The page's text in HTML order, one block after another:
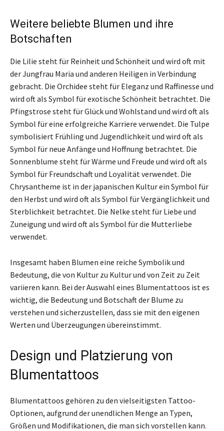
Weitere beliebte Blumen und ihre
Botschaften
Die Lilie steht für Reinheit und Schönheit und wird oft mit
der Jungfrau Maria und anderen Heiligen in Verbindung
gebracht. Die Orchidee steht für Eleganz und Raffinesse und
wird oft als Symbol für exotische Schönheit betrachtet. Die
Pfingstrose steht für Glück und Wohlstand und wird oft als
Symbol für eine erfolgreiche Karriere verwendet. Die Tulpe
symbolisiert Frühling und Jugendlichkeit und wird oft als
Symbol für neue Anfänge und Hoffnung betrachtet. Die
Sonnenblume steht für Wärme und Freude und wird oft als
Symbol für Freundschaft und Loyalität verwendet. Die
Chrysantheme ist in der japanischen Kultur ein Symbol für
den Herbst und wird oft als Symbol für Vergänglichkeit und
Sterblichkeit betrachtet. Die Nelke steht für Liebe und
Zuneigung und wird oft als Symbol für die Mutterliebe
verwendet.
Insgesamt haben Blumen eine reiche Symbolik und
Bedeutung, die von Kultur zu Kultur und von Zeit zu Zeit
variieren kann. Bei der Auswahl eines Blumentattoos ist es
wichtig, die Bedeutung und Botschaft der Blume zu
verstehen und sicherzustellen, dass sie mit den eigenen
Werten und Überzeugungen übereinstimmt.
Design und Platzierung von
Blumentattoos
Blumentattoos gehören zu den vielseitigsten Tattoo-
Optionen, aufgrund der unendlichen Menge an Typen,
Größen und Modifikationen, die man sich vorstellen kann.